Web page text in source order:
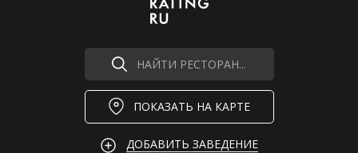
НАЙТИ РЕСТОРАН...
ПОКАЗАТЬ НА КАРТЕ
ДОБАВИТЬ ЗАВЕДЕНИЕ